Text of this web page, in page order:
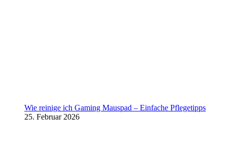
Wie reinige ich Gaming Mauspad – Einfache Pflegetipps
25. Februar 2026